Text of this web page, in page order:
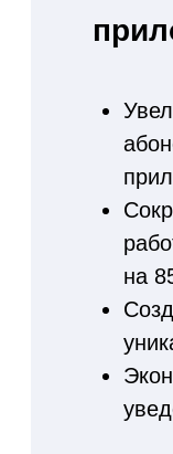
Полная
аналога
Сканируя
видите
занятия